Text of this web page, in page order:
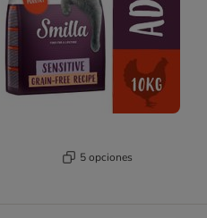
5 opciones